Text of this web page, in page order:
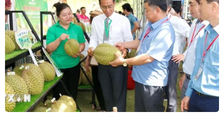
Phát hiện cơ chế giúp thực vật sinh tồn
trong thời tiết cực đoan
04/08/2017 07:40
Theo kết quả một nghiên cứu do nhóm nghiên cứu Đại
học Quốc gia Australia thực hiện, thực vật có thể học
cách "quên đi" những ảnh hưởng của các hình thái thời